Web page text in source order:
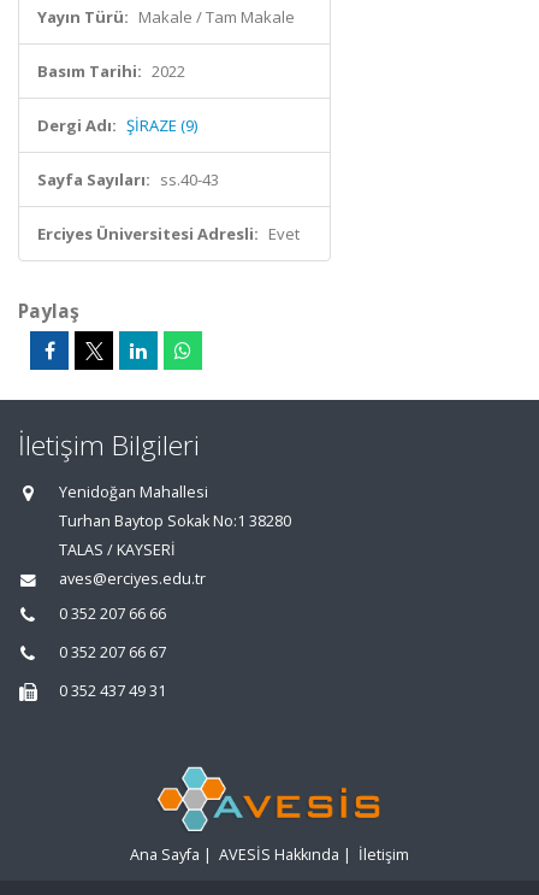
Yayın Türü: Makale / Tam Makale
Basım Tarihi: 2022
Dergi Adı: ŞİRAZE (9)
Sayfa Sayıları: ss.40-43
Erciyes Üniversitesi Adresli: Evet
Paylaş
İletişim Bilgileri
Yenidoğan Mahallesi
Turhan Baytop Sokak No:1 38280
TALAS / KAYSERİ
aves@erciyes.edu.tr
0 352 207 66 66
0 352 207 66 67
0 352 437 49 31
Ana Sayfa | AVESİS Hakkında | İletişim